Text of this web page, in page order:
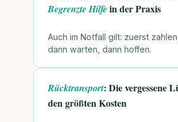
Begrenzte Hilfein der Praxis
Auch im Notfall gilt: zuerst zahlen,
dann warten, dann hoffen.
Rücktransport: Die vergessene
den größten Kosten